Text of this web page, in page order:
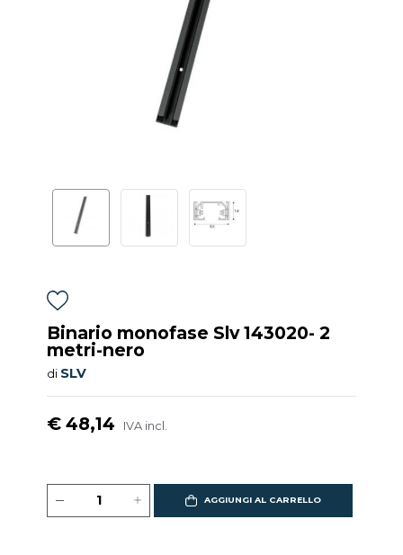
Binario monofase Slv 143020- 2
metri-nero
di SLV
€ 48,14 IVA incl.
AGGIUNGI AL CARRELLO